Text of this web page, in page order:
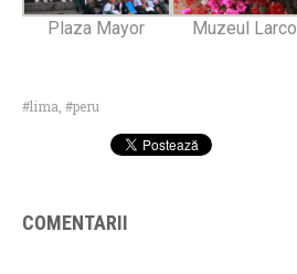
Plaza Mayor Muzeul Larco
lima peru
COMENTARII